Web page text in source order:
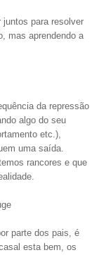
para resolver
mas aprendendo a
da repressão
algo do seu
etc.),
uma saída.
rancores e que
parte dos pais, é
esta bem, os